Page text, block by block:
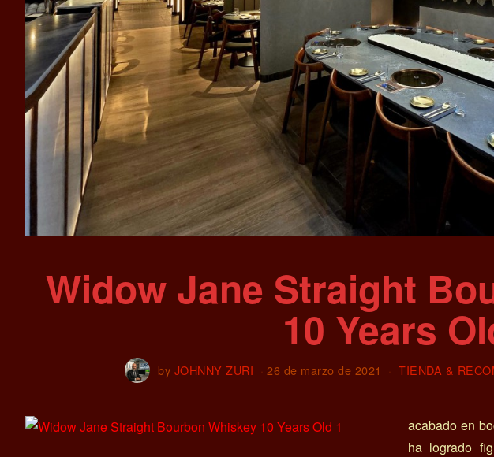
Widow Jane Straight
10 Years
by JOHNNY ZURI 26 de marzo de 2021 TIENDA &
acabado en
ha logrado